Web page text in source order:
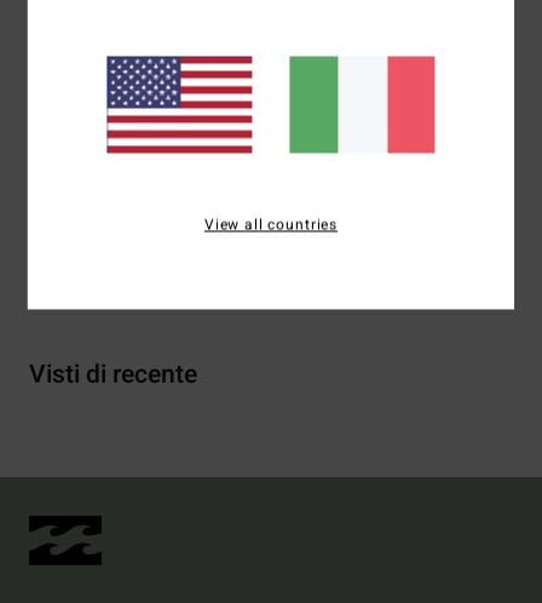
Vestibilità:vestibilità core
Marcatura:etichetta a bandiera / toppa Billabong
Altre caratteristiche: Stampa serigrafica sul davanti
Visti di recente
View all countries